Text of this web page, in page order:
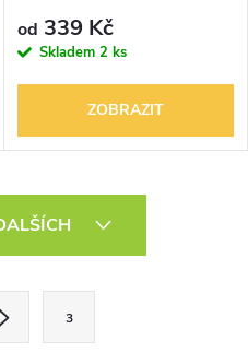
od 339 Kč
Skladem 2 ks
ZOBRAZIT
3